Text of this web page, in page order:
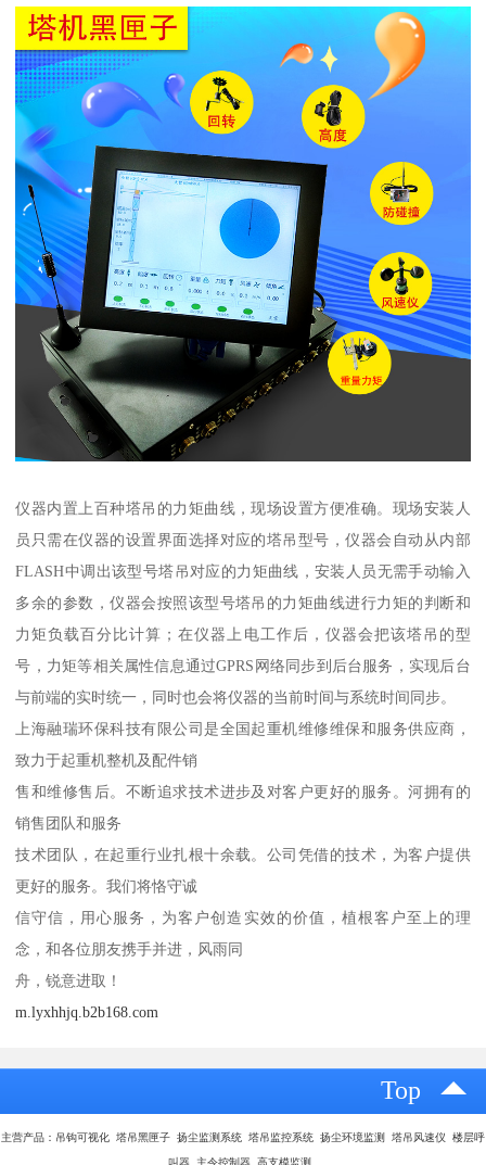
仪器内置上百种塔吊的力矩曲线，现场设置方便准确。现场安装人
员只需在仪器的设置界面选择对应的塔吊型号，仪器会自动从内部
FLASH中调出该型号塔吊对应的力矩曲线，安装人员无需手动输入
多余的参数，仪器会按照该型号塔吊的力矩曲线进行力矩的判断和
力矩负载百分比计算；在仪器上电工作后，仪器会把该塔吊的型
号，力矩等相关属性信息通过GPRS网络同步到后台服务，实现后台
与前端的实时统一，同时也会将仪器的当前时间与系统时间同步。
上海融瑞环保科技有限公司是全国起重机维修维保和服务供应商，
致力于起重机整机及配件销
售和维修售后。不断追求技术进步及对客户更好的服务。河拥有的
销售团队和服务
技术团队，在起重行业扎根十余载。公司凭借的技术，为客户提供
更好的服务。我们将恪守诚
信守信，用心服务，为客户创造实效的价值，植根客户至上的理
念，和各位朋友携手并进，风雨同
舟，锐意进取！
m.lyxhhjq.b2b168.com
Top
主营产品：吊钩可视化 塔吊黑匣子 扬尘监测系统 塔吊监控系统 扬尘环境监测 塔吊风速仪 楼层呼
叫器 主令控制器 高支模监测